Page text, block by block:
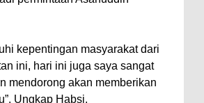
kepentingan masyarakat dari
ini, hari ini juga saya sangat
mendorong akan memberikan
Ungkap Habsi.